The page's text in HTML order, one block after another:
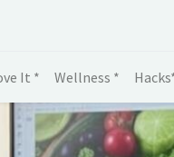
It * Wellness *